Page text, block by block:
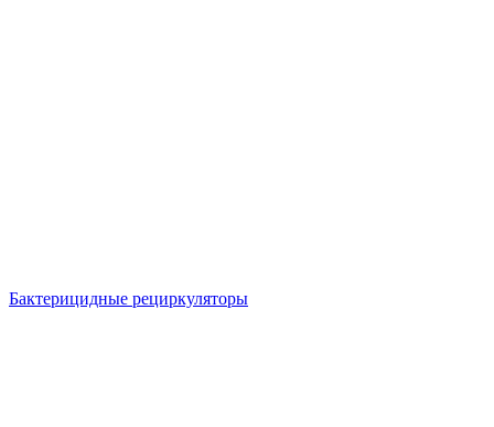
Бактерицидные рециркуляторы